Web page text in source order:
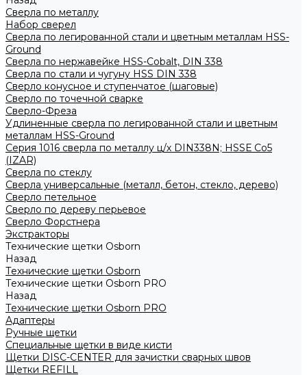
Сверла по металлу
Набор сверел
Сверла по легированной стали и цветным металлам HSS-
Ground
Сверла по нержавейке HSS-Cobalt, DIN 338
Сверла по стали и чугуну HSS DIN 338
Сверло конусное и ступенчатое (шаговые)
Сверло по точечной сварке
Сверло-Фреза
Удлиненные сверла по легированной стали и цветным
металлам HSS-Ground
Серия 1016 сверла по металлу ц/х DIN338N; HSSЕ Со5
(IZAR)
Сверла по стеклу
Сверла универсальные (металл, бетон, стекло, дерево)
Сверло петельное
Сверло по дереву перьевое
Сверло Форстнера
Экстракторы
Технические щетки Osborn
Назад
Технические щетки Osborn
Технические щетки Osborn PRO
Назад
Технические щетки Osborn PRO
Адаптеры
Ручные щетки
Специальные щетки в виде кисти
Щетки DISC-CENTER для зачистки сварных швов
Щетки REFILL